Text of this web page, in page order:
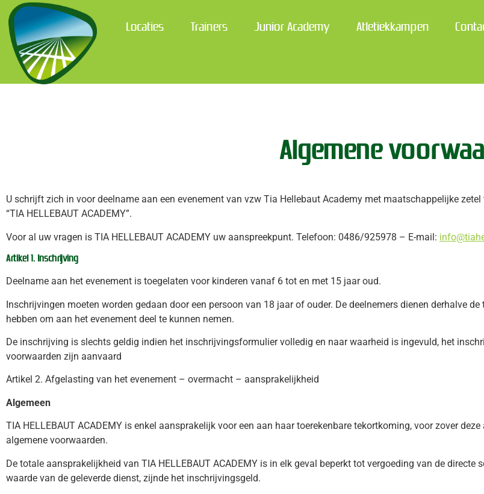
Locaties Trainers Junior Academy Atletiekkampen
Algemene
U schrijft zich in voor deelname aan een evenement van vzw Tia Hellebaut Academy met maatschappelijke
“TIA HELLEBAUT ACADEMY”.
Voor al uw vragen is TIA HELLEBAUT ACADEMY uw aanspreekpunt. Telefoon: 0486/925978 – E-mail:
Artikel 1. Inschrijving
Deelname aan het evenement is toegelaten voor kinderen vanaf 6 tot en met 15 jaar oud.
Inschrijvingen moeten worden gedaan door een persoon van 18 jaar of ouder. De deelnemers dienen derhalve
hebben om aan het evenement deel te kunnen nemen.
De inschrijving is slechts geldig indien het inschrijvingsformulier volledig en naar waarheid is ingevuld, het
voorwaarden zijn aanvaard
Artikel 2. Afgelasting van het evenement – overmacht – aansprakelijkheid
Algemeen
TIA HELLEBAUT ACADEMY is enkel aansprakelijk voor een aan haar toerekenbare tekortkoming, voor zover
algemene voorwaarden.
De totale aansprakelijkheid van TIA HELLEBAUT ACADEMY is in elk geval beperkt tot vergoeding van de
waarde van de geleverde dienst, zijnde het inschrijvingsgeld.